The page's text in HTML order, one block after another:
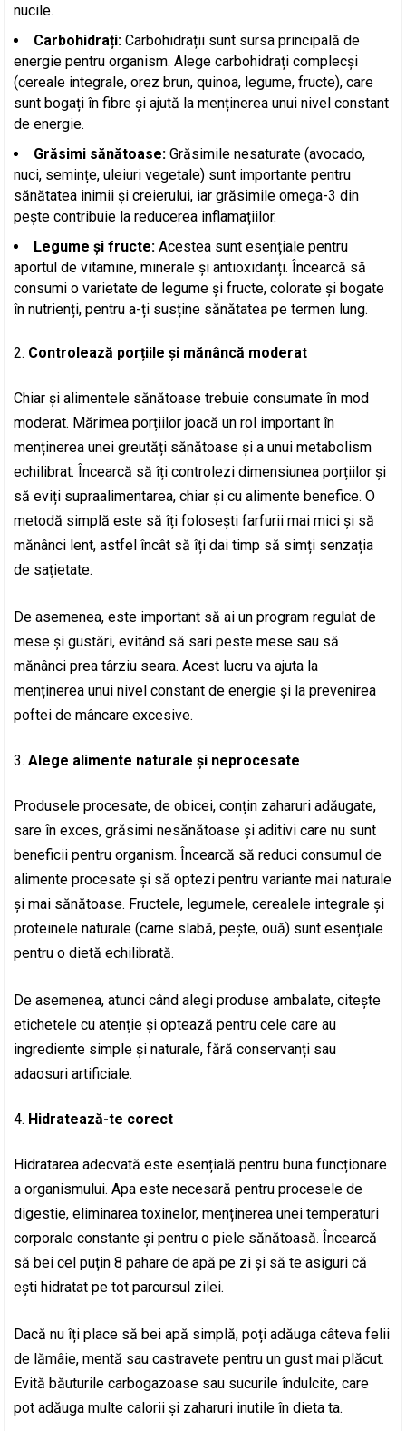
nucile.
Carbohidrați: Carbohidrații sunt sursa principală de
energie pentru organism. Alege carbohidrați complecși
(cereale integrale, orez brun, quinoa, legume, fructe), care
sunt bogați în fibre și ajută la menținerea unui nivel constant
de energie.
Grăsimi sănătoase: Grăsimile nesaturate (avocado,
nuci, semințe, uleiuri vegetale) sunt importante pentru
sănătatea inimii și creierului, iar grăsimile omega-3 din
pește contribuie la reducerea inflamațiilor.
Legume și fructe: Acestea sunt esențiale pentru
aportul de vitamine, minerale și antioxidanți. Încearcă să
consumi o varietate de legume și fructe, colorate și bogate
în nutrienți, pentru a-ți susține sănătatea pe termen lung.
Controlează porțiile și mănâncă moderat
Chiar și alimentele sănătoase trebuie consumate în mod
moderat. Mărimea porțiilor joacă un rol important în
menținerea unei greutăți sănătoase și a unui metabolism
echilibrat. Încearcă să îți controlezi dimensiunea porțiilor și
să eviți supraalimentarea, chiar și cu alimente benefice. O
metodă simplă este să îți folosești farfurii mai mici și să
mănânci lent, astfel încât să îți dai timp să simți senzația
de sațietate.
De asemenea, este important să ai un program regulat de
mese și gustări, evitând să sari peste mese sau să
mănânci prea târziu seara. Acest lucru va ajuta la
menținerea unui nivel constant de energie și la prevenirea
poftei de mâncare excesive.
Alege alimente naturale și neprocesate
Produsele procesate, de obicei, conțin zaharuri adăugate,
sare în exces, grăsimi nesănătoase și aditivi care nu sunt
beneficii pentru organism. Încearcă să reduci consumul de
alimente procesate și să optezi pentru variante mai naturale
și mai sănătoase. Fructele, legumele, cerealele integrale și
proteinele naturale (carne slabă, pește, ouă) sunt esențiale
pentru o dietă echilibrată.
De asemenea, atunci când alegi produse ambalate, citește
etichetele cu atenție și optează pentru cele care au
ingrediente simple și naturale, fără conservanți sau
adaosuri artificiale.
Hidratează-te corect
Hidratarea adecvată este esențială pentru buna funcționare
a organismului. Apa este necesară pentru procesele de
digestie, eliminarea toxinelor, menținerea unei temperaturi
corporale constante și pentru o piele sănătoasă. Încearcă
să bei cel puțin 8 pahare de apă pe zi și să te asiguri că
ești hidratat pe tot parcursul zilei.
Dacă nu îți place să bei apă simplă, poți adăuga câteva felii
de lămâie, mentă sau castravete pentru un gust mai plăcut.
Evită băuturile carbogazoase sau sucurile îndulcite, care
pot adăuga multe calorii și zaharuri inutile în dieta ta.